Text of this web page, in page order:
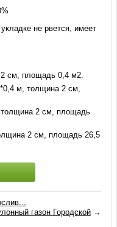
не рвется, имеет
см, площадь 0,4 м2.
м, толщина 2 см,
2 см, площадь
2 см, площадь 26,5
газон Городской→